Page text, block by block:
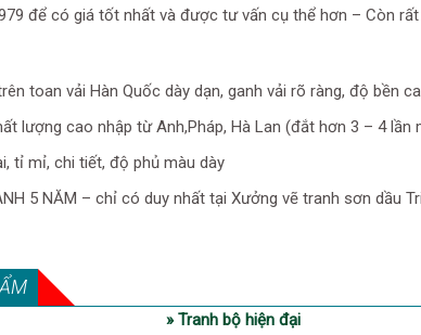
để có giá tốt nhất và được tư vấn cụ thể hơn – Còn rất
toan vải Hàn Quốc dày dạn, ganh vải rõ ràng, độ bền
lượng cao nhập từ Anh,Pháp, Hà Lan (đắt hơn 3 – 4
tỉ mỉ, chi tiết, độ phủ màu dày
5 NĂM – chỉ có duy nhất tại Xưởng vẽ tranh sơn dầu
» Tranh bộ hiện đại